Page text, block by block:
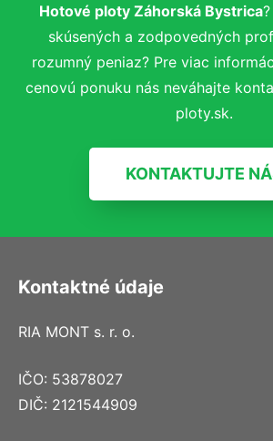
Hotové ploty Záhorská Bystrica
skúsených a zodpovedných
rozumný peniaz? Pre viac
cenovú ponuku nás neváhajte
ploty.sk.
KONTAKTUJTE
Kontaktné údaje
RIA MONT s. r. o.
IČO: 53878027
DIČ: 2121544909